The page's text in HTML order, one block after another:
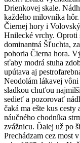
Drienkovej skale.
každého milovníka
Čiernej hory i
Hnilecké vrchy. Oproti
dominantná Šľuchta,
pohoria Čierna hora.
sťaby modrá stuha
upútava aj
Neodolám lákavej
sladkou chuťou
sedieť a pozorovať
čaká ma ešte kus cesty
náučného chodníka
zvážnicu. Ďalej už po
Prechádzam cez most